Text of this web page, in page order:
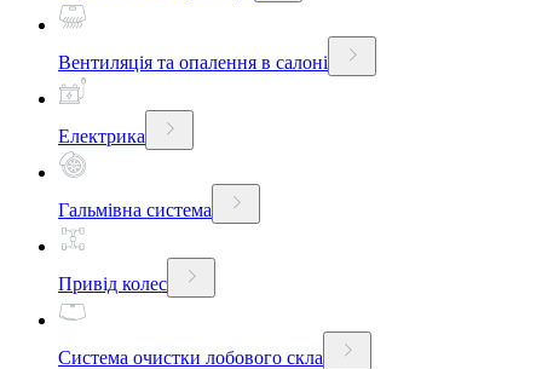
Вентиляція та опалення в салоні
Електрика
Гальмівна система
Привід колес
Система очистки лобового скла